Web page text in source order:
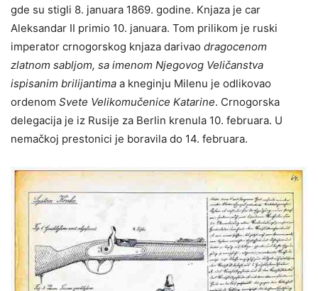
gde su stigli 8. januara 1869. godine. Knjaza je car
Aleksandar II primio 10. januara. Tom prilikom je ruski
imperator crnogorskog knjaza darivao dragocenom
zlatnom sabljom, sa imenom Njegovog Veličanstva
ispisanim brilijantima a kneginju Milenu je odlikovao
ordenom Svete Velikomučenice Katarine. Crnogorska
delegacija je iz Rusije za Berlin krenula 10. februara. U
nemačkoj prestonici je boravila do 14. februara.